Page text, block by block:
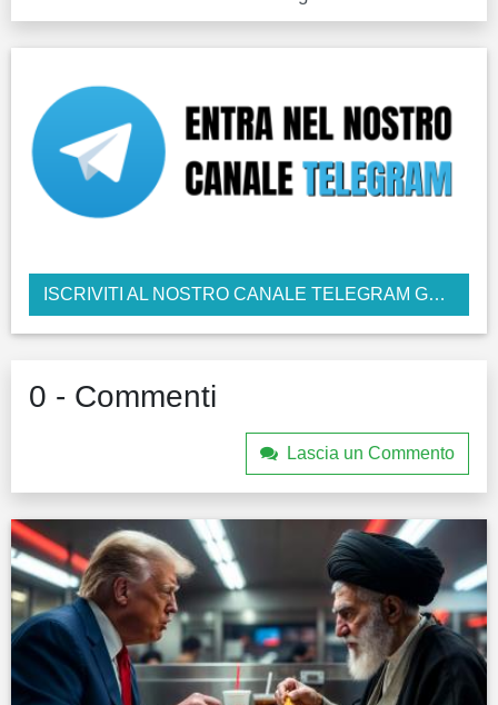
ISCRIVITI AL NOSTRO CANALE TELEGRAM GRATUITO
0 - Commenti
Lascia un Commento